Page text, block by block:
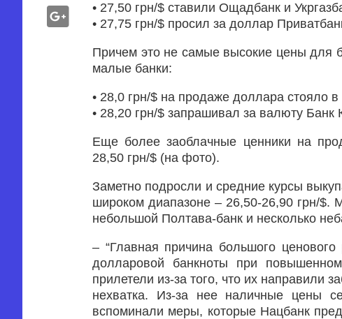
• 27,50 грн/$ ставили Ощадбанк и
• 27,75 грн/$ просил за доллар
Причем это не самые высокие цены для
малые банки:
• 28,0 грн/$ на продаже доллара стояло
• 28,20 грн/$ запрашивал за валюту Банк
Еще более заоблачные ценники на
28,50 грн/$ (на фото).
Заметно подросли и средние курсы
широком диапазоне – 26,50-26,90 грн/$.
небольшой Полтава-банк и несколько
– “Главная причина большого
долларовой банкноты при
прилетели из-за того, что их направили
нехватка. Из-за нее наличные цены
вспоминали меры, которые Нацбанк